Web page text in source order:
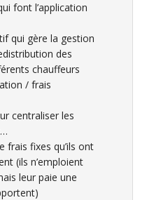
font l’application
qui gère la gestion
des
chauffeurs
/ frais
centraliser les
frais fixes qu’ils ont
(ils n’emploient
leur paie une